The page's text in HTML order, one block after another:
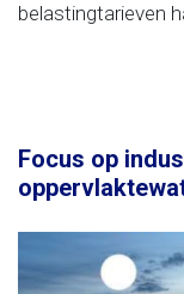
belastingtarieven
Focus op